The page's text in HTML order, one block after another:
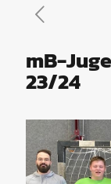
mB-
23/24